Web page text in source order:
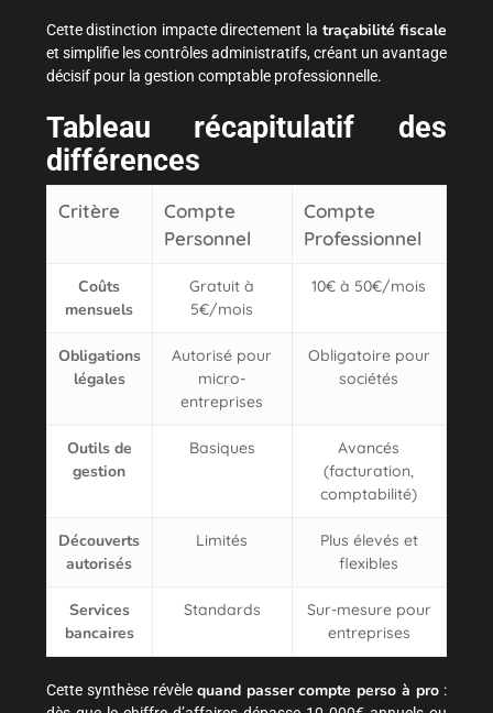
Cette distinction impacte directement la traçabilité fiscale
et simplifie les contrôles administratifs, créant un avantage
décisif pour la gestion comptable professionnelle.
Tableau récapitulatif des
différences
Critère
Compte
Personnel
Compte
Professionnel
Coûts
mensuels
Gratuit à
5€/mois
10€ à 50€/mois
Obligations
légales
Autorisé pour
micro-
entreprises
Obligatoire pour
sociétés
Outils de
gestion
Basiques
Avancés
(facturation,
comptabilité)
Découverts
autorisés
Limités
Plus élevés et
flexibles
Services
bancaires
Standards
Sur-mesure pour
entreprises
Cette synthèse révèle quand passer compte perso à pro :